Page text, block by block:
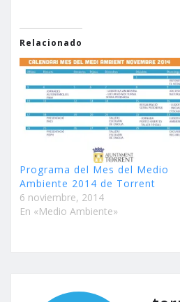
Relacionado
Programa del Mes del Medio
Ambiente 2014 de Torrent
6 noviembre, 2014
En «Medio Ambiente»